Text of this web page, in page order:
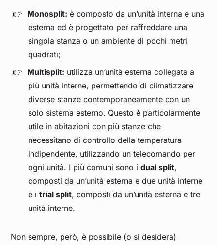
Monosplit: è composto da un’unità interna e una
esterna ed è progettato per raffreddare una
singola stanza o un ambiente di pochi metri
quadrati;
Multisplit: utilizza un’unità esterna collegata a
più unità interne, permettendo di climatizzare
diverse stanze contemporaneamente con un
solo sistema esterno. Questo è particolarmente
utile in abitazioni con più stanze che
necessitano di controllo della temperatura
indipendente, utilizzando un telecomando per
ogni unità. I più comuni sono idual split,
composti da un’unità esterna e due unità interne
e itrial split, composti da un’unità esterna e tre
unità interne.
Non sempre, però, è possibile (o si desidera)